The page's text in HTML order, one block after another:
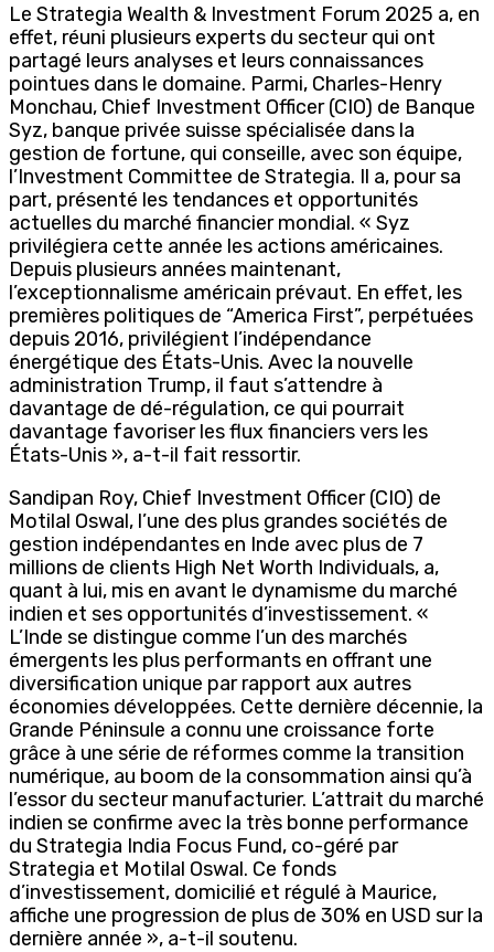
Le Strategia Wealth & Investment Forum 2025 a, en
effet, réuni plusieurs experts du secteur qui ont
partagé leurs analyses et leurs connaissances
pointues dans le domaine. Parmi, Charles-Henry
Monchau, Chief Investment Officer (CIO) de Banque
Syz, banque privée suisse spécialisée dans la
gestion de fortune, qui conseille, avec son équipe,
l’Investment Committee de Strategia. Il a, pour sa
part, présenté les tendances et opportunités
actuelles du marché financier mondial. « Syz
privilégiera cette année les actions américaines.
Depuis plusieurs années maintenant,
l’exceptionnalisme américain prévaut. En effet, les
premières politiques de “America First”, perpétuées
depuis 2016, privilégient l’indépendance
énergétique des États-Unis. Avec la nouvelle
administration Trump, il faut s’attendre à
davantage de dé-régulation, ce qui pourrait
davantage favoriser les flux financiers vers les
États-Unis », a-t-il fait ressortir.
Sandipan Roy, Chief Investment Officer (CIO) de
Motilal Oswal, l’une des plus grandes sociétés de
gestion indépendantes en Inde avec plus de 7
millions de clients High Net Worth Individuals, a,
quant à lui, mis en avant le dynamisme du marché
indien et ses opportunités d’investissement. «
L’Inde se distingue comme l’un des marchés
émergents les plus performants en offrant une
diversification unique par rapport aux autres
économies développées. Cette dernière décennie, la
Grande Péninsule a connu une croissance forte
grâce à une série de réformes comme la transition
numérique, au boom de la consommation ainsi qu’à
l’essor du secteur manufacturier. L’attrait du marché
indien se confirme avec la très bonne performance
du Strategia India Focus Fund, co-géré par
Strategia et Motilal Oswal. Ce fonds
d’investissement, domicilié et régulé à Maurice,
affiche une progression de plus de 30% en USD sur la
dernière année », a-t-il soutenu.